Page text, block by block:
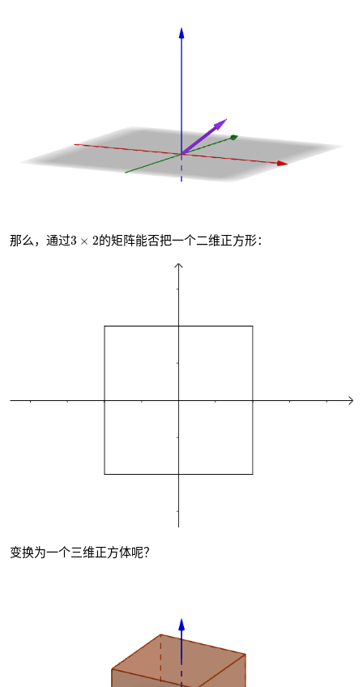
那么，通过3 × 2
3 × 2 的矩阵能否把一个二维正方形：
变换为一个三维正方体呢？